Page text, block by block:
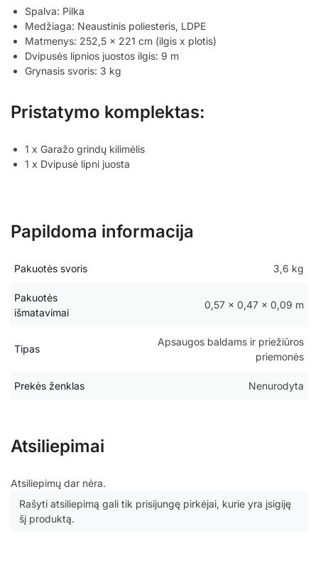
Spalva: Pilka
Medžiaga: Neaustinis poliesteris, LDPE
Matmenys: 252,5 x 221 cm (ilgis x plotis)
Dvipusės lipnios juostos ilgis: 9 m
Grynasis svoris: 3 kg
Pristatymo komplektas:
1 x Garažo grindų kilimėlis
1 x Dvipusė lipni juosta
Papildoma informacija
Pakuotės svoris 3,6 kg
Pakuotės
išmatavimai
0,57 × 0,47 × 0,09 m
Tipas
Apsaugos baldams ir priežiūros
priemonės
Prekės ženklas Nenurodyta
Atsiliepimai
Atsiliepimų dar nėra.
Rašyti atsiliepimą gali tik prisijungę pirkėjai, kurie yra įsigiję
šį produktą.